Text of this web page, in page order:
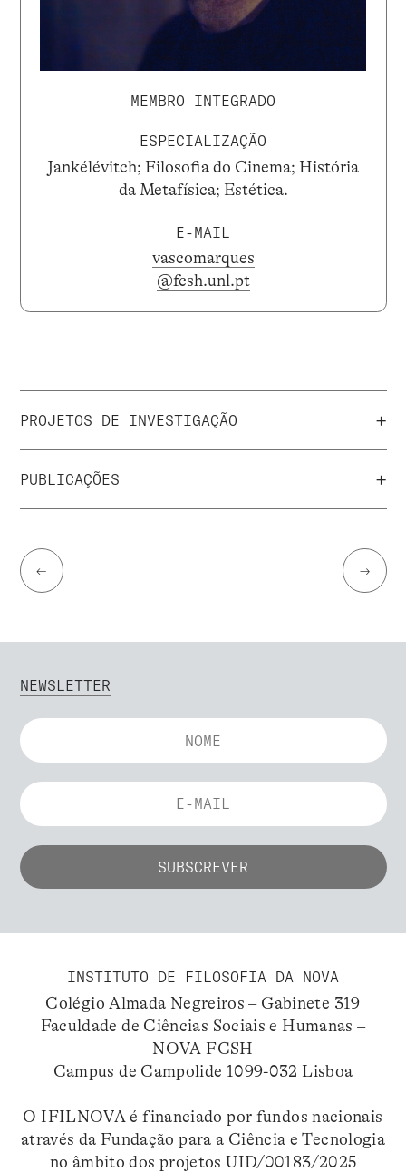
MEMBRO INTEGRADO
ESPECIALIZAÇÃO
Jankélévitch; Filosofia do Cinema; História
da Metafísica; Estética.
E-MAIL
vascomarques
@fcsh.unl.pt
PROJETOS DE INVESTIGAÇÃO +
PUBLICAÇÕES +
← →
NEWSLETTER
INSTITUTO DE FILOSOFIA DA NOVA
Colégio Almada Negreiros – Gabinete 319
Faculdade de Ciências Sociais e Humanas –
NOVA FCSH
Campus de Campolide 1099-032 Lisboa
O IFILNOVA é financiado por fundos nacionais
através da Fundação para a Ciência e Tecnologia
no âmbito dos projetos UID/00183/2025